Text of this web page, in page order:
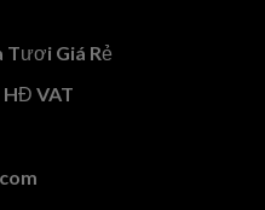
Tươi Giá Rẻ
HĐ VAT